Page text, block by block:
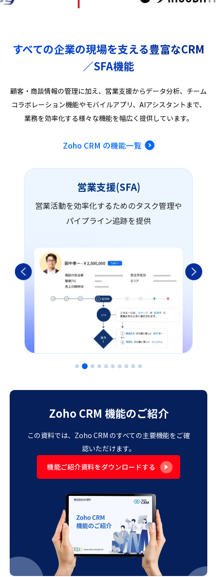
すべての企業の現場を支える豊富なCRM
／SFA機能
顧客・商談情報の管理に加え、営業支援からデータ分析、チーム
コラボレーション機能やモバイルアプリ、AIアシスタントまで、
業務を効率化する様々な機能を幅広く提供しています。
Zoho CRM の機能一覧
営業支援(SFA)
営業活動を効率化するためのタスク管理や
パイプライン追跡を提供
Zoho CRM 機能のご紹介
この資料では、Zoho CRM のすべての主要機能をご確
認いただけます。
機能ご紹介資料をダウンロードする